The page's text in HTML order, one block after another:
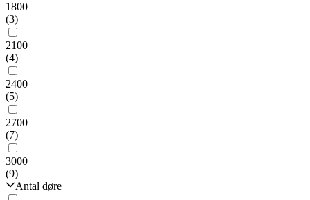
1800
(3)
2100
(4)
2400
(5)
2700
(7)
3000
(9)
Antal døre